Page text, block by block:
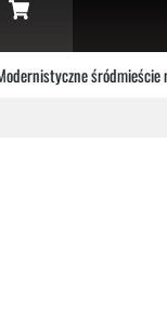
śródmieście